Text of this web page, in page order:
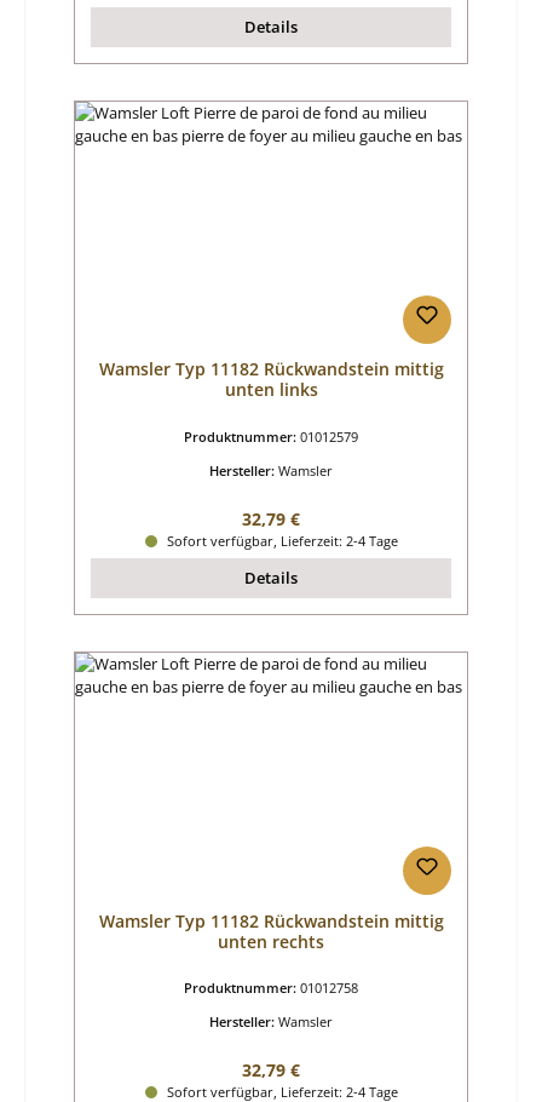
Details
Wamsler Typ 11182 Rückwandstein mittig
unten links
Produktnummer: 01012579
Hersteller: Wamsler
Regulärer Preis:
32,79 €
Sofort verfügbar, Lieferzeit: 2-4 Tage
Details
Wamsler Typ 11182 Rückwandstein mittig
unten rechts
Produktnummer: 01012758
Hersteller: Wamsler
Regulärer Preis:
32,79 €
Sofort verfügbar, Lieferzeit: 2-4 Tage